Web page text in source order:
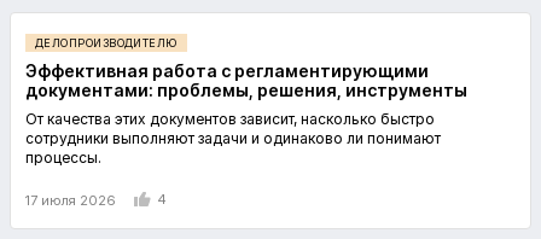
ДЕЛОПРОИЗВОДИТЕЛЮ
Эффективная работа с регламентирующими
документами: проблемы, решения, инструменты
От качества этих документов зависит, насколько быстро
сотрудники выполняют задачи и одинаково ли понимают
процессы.
17 июля 2026 4